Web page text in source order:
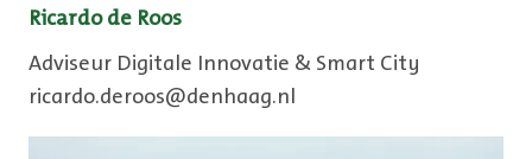
Ricardo de Roos
Adviseur Digitale Innovatie & Smart City
ricardo.deroos@denhaag.nl